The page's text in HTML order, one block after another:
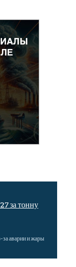
за тонну
за аварии и жары